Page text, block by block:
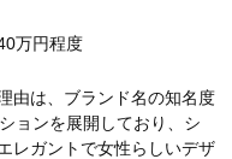
万円程度
由は、ブランド名の知名度
ョンを展開しており、シ
レガントで女性らしいデザ